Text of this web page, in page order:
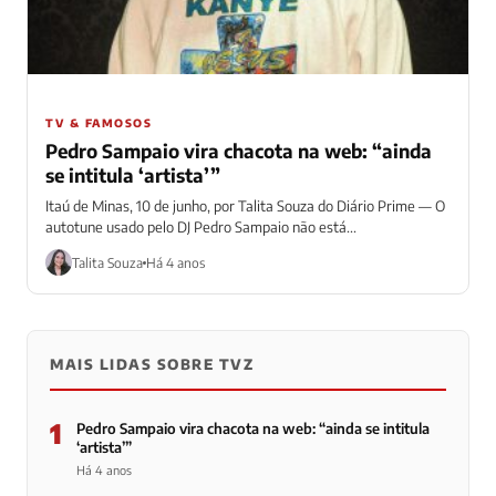
TV & FAMOSOS
Pedro Sampaio vira chacota na web: “ainda
se intitula ‘artista’”
Itaú de Minas, 10 de junho, por Talita Souza do Diário Prime — O
autotune usado pelo DJ Pedro Sampaio não está...
Talita Souza Há 4 anos
MAIS LIDAS SOBRE TVZ
1
Pedro Sampaio vira chacota na web: “ainda se intitula
‘artista’”
Há 4 anos